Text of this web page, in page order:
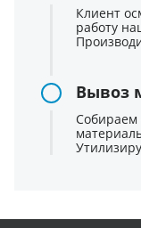
Клиент
работу
Вывоз
Собираем